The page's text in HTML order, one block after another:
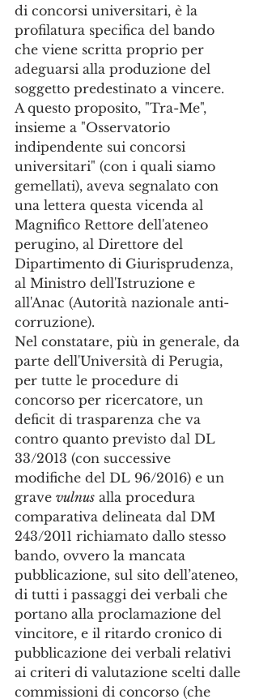
di concorsi universitari, è la
profilatura specifica del bando
che viene scritta proprio per
adeguarsi alla produzione del
soggetto predestinato a vincere.
A questo proposito, "Tra-Me",
insieme a "Osservatorio
indipendente sui concorsi
universitari" (con i quali siamo
gemellati), aveva segnalato con
una lettera questa vicenda al
Magnifico Rettore dell'ateneo
perugino, al Direttore del
Dipartimento di Giurisprudenza,
al Ministro dell'Istruzione e
all'Anac (Autorità nazionale anti-
corruzione).
Nel constatare, più in generale, da
parte dell'Università di Perugia,
per tutte le procedure di
concorso per ricercatore, un
deficit di trasparenza che va
contro quanto previsto dal DL
33/2013 (con successive
modifiche del DL 96/2016) e un
grave vulnus alla procedura
comparativa delineata dal DM
243/2011 richiamato dallo stesso
bando, ovvero la mancata
pubblicazione, sul sito dell’ateneo,
di tutti i passaggi dei verbali che
portano alla proclamazione del
vincitore, e il ritardo cronico di
pubblicazione dei verbali relativi
ai criteri di valutazione scelti dalle
commissioni di concorso (che